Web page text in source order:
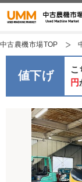
中古農機市場TOP
値下げ こ
円